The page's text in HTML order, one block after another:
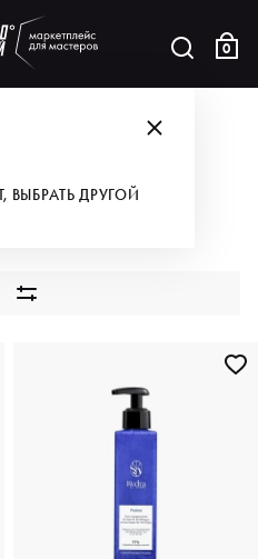
0
ВЫБРАТЬ ДРУГОЙ